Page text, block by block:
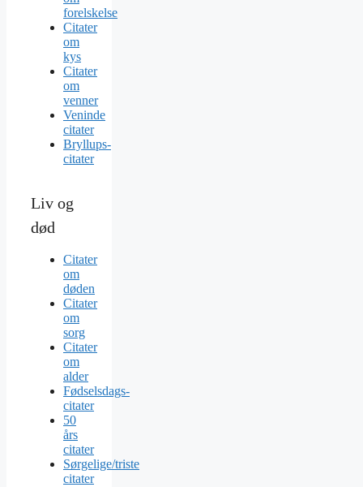
forelskelse
Citater
om
kys
Citater
om
venner
Veninde
citater
Bryllups-
citater
Liv og
død
Citater
om
døden
Citater
om
sorg
Citater
om
alder
Fødselsdags-
citater
50
års
citater
Sørgelige/triste
citater